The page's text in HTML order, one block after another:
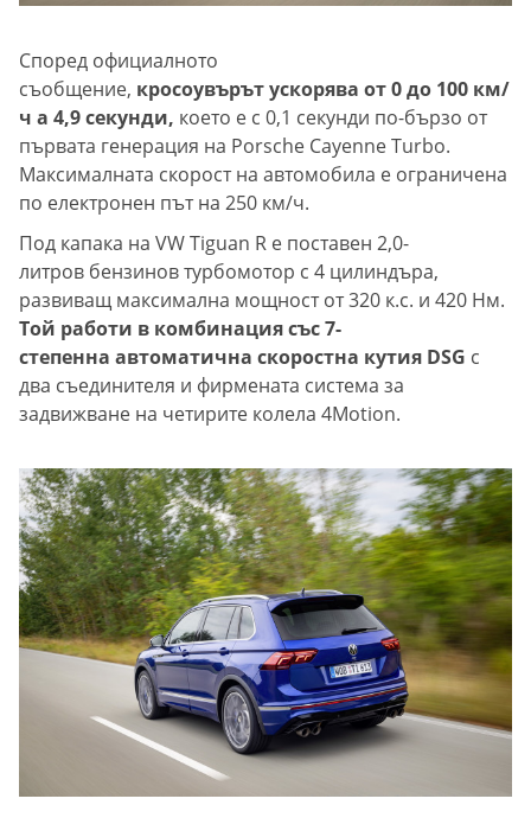
Според официалното
съобщение, кросоувърът ускорява от 0 до 100 км/
ч а 4,9 секунди, което е с 0,1 секунди по-бързо от
първата генерация на Porsche Cayenne Turbo.
Максималната скорост на автомобила е ограничена
по електронен път на 250 км/ч.
Под капака на VW Tiguan R е поставен 2,0-
литров бензинов турбомотор с 4 цилиндъра,
развиващ максимална мощност от 320 к.с. и 420 Нм.
Той работи в комбинация със 7-
степенна автоматична скоростна кутия DSG с
два съединителя и фирмената система за
задвижване на четирите колела 4Motion.